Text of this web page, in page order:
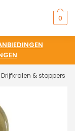
0
& stoppers